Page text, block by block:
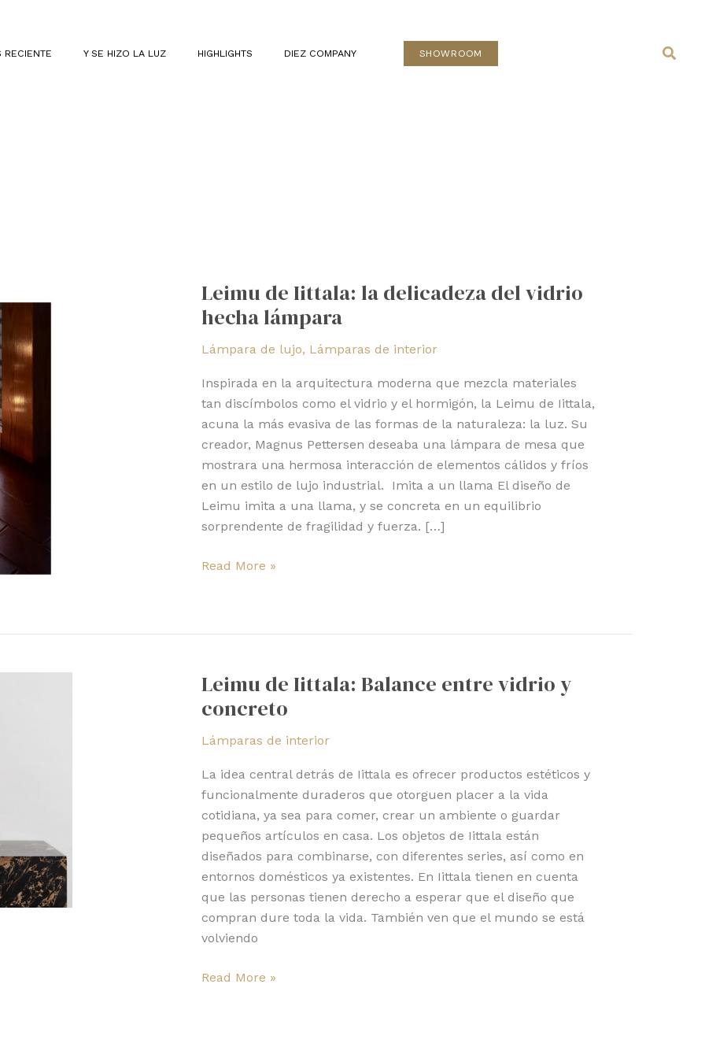
RECIENTE Y SE HIZO LA LUZ HIGHLIGHTS DIEZ COMPANY SHOWROOM
Leimu de Iittala: la delicadeza del vidrio
hecha lámpara
Lámpara de lujo, Lámparas de interior
Inspirada en la arquitectura moderna que mezcla materiales
tan discímbolos como el vidrio y el hormigón, la Leimu de Iittala,
acuna la más evasiva de las formas de la naturaleza: la luz. Su
creador, Magnus Pettersen deseaba una lámpara de mesa que
mostrara una hermosa interacción de elementos cálidos y fríos
en un estilo de lujo industrial. Imita a un llama El diseño de
Leimu imita a una llama, y se concreta en un equilibrio
sorprendente de fragilidad y fuerza. […]
Iittala:
la
del
vidrio
hecha
lámpara
Read More »
Leimu de Iittala: Balance entre vidrio y
concreto
Lámparas de interior
La idea central detrás de Iittala es ofrecer productos estéticos y
funcionalmente duraderos que otorguen placer a la vida
cotidiana, ya sea para comer, crear un ambiente o guardar
pequeños artículos en casa. Los objetos de Iittala están
diseñados para combinarse, con diferentes series, así como en
entornos domésticos ya existentes. En Iittala tienen en cuenta
que las personas tienen derecho a esperar que el diseño que
compran dure toda la vida. También ven que el mundo se está
volviendo
Iittala:
Balance
vidrio
concreto
Read More »